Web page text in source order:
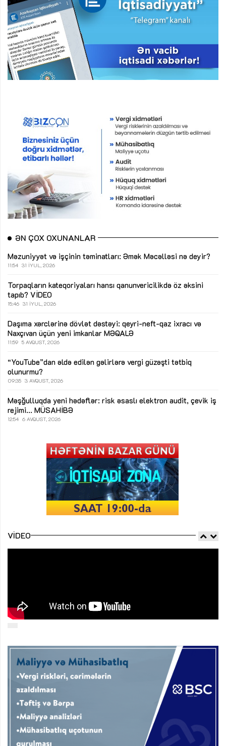
ƏN ÇOX OXUNANLAR
Məzuniyyət və işçinin təminatları: Əmək Məcəlləsi nə deyir?
11:54 31 İYUL, 2026
Torpaqların kateqoriyaları hansı qanunvericilikdə öz əksini
tapıb? VİDEO
15:46 31 İYUL, 2026
Daşıma xərclərinə dövlət dəstəyi: qeyri-neft-qaz ixracı və
Naxçıvan üçün yeni imkanlar MƏQALƏ
11:59 5 AVQUST, 2026
“YouTube”dan əldə edilən gəlirlərə vergi güzəşti tətbiq
olunurmu?
09:35 3 AVQUST, 2026
Məşğulluqda yeni hədəflər: risk əsaslı elektron audit, çevik iş
rejimi... MÜSAHİBƏ
12:54 6 AVQUST, 2026
VIDEO